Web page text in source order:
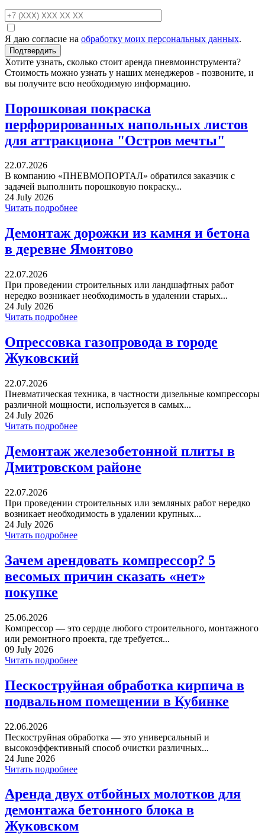
Я даю согласие на обработку моих персональных данных.
Хотите узнать, сколько стоит аренда пневмоинструмента?
Стоимость можно узнать у наших менеджеров - позвоните, и
вы получите всю необходимую информацию.
Порошковая покраска
перфорированных напольных листов
для аттракциона "Остров мечты"
22.07.2026
В компанию «ПНЕВМОПОРТАЛ» обратился заказчик с
задачей выполнить порошковую покраску...
24 July 2026
Читать подробнее
Демонтаж дорожки из камня и бетона
в деревне Ямонтово
22.07.2026
При проведении строительных или ландшафтных работ
нередко возникает необходимость в удалении старых...
24 July 2026
Читать подробнее
Опрессовка газопровода в городе
Жуковский
22.07.2026
Пневматическая техника, в частности дизельные компрессоры
различной мощности, используется в самых...
24 July 2026
Читать подробнее
Демонтаж железобетонной плиты в
Дмитровском районе
22.07.2026
При проведении строительных или земляных работ нередко
возникает необходимость в удалении крупных...
24 July 2026
Читать подробнее
Зачем арендовать компрессор? 5
весомых причин сказать «нет»
покупке
25.06.2026
Компрессор — это сердце любого строительного, монтажного
или ремонтного проекта, где требуется...
09 July 2026
Читать подробнее
Пескоструйная обработка кирпича в
подвальном помещении в Кубинке
22.06.2026
Пескоструйная обработка — это универсальный и
высокоэффективный способ очистки различных...
24 June 2026
Читать подробнее
Аренда двух отбойных молотков для
демонтажа бетонного блока в
Жуковском